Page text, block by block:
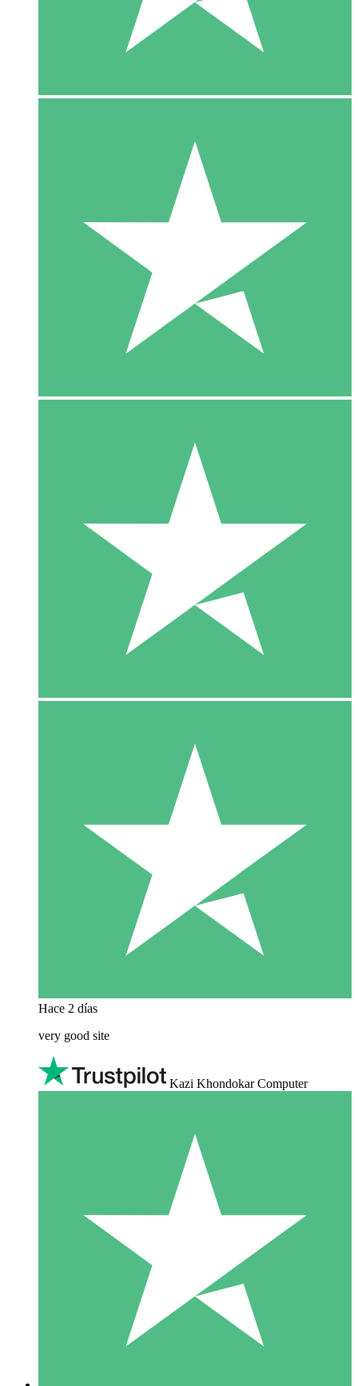
Hace 2 días
very good site
Kazi Khondokar Computer